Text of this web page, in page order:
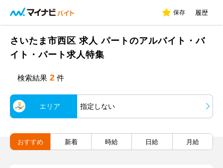
保存 履歴
さいたま市西区 求人 パートのアルバイト・バ
イト・パート求人特集
検索結果 2 件
エリア 指定しない
おすすめ 新着 時給 日給 月給